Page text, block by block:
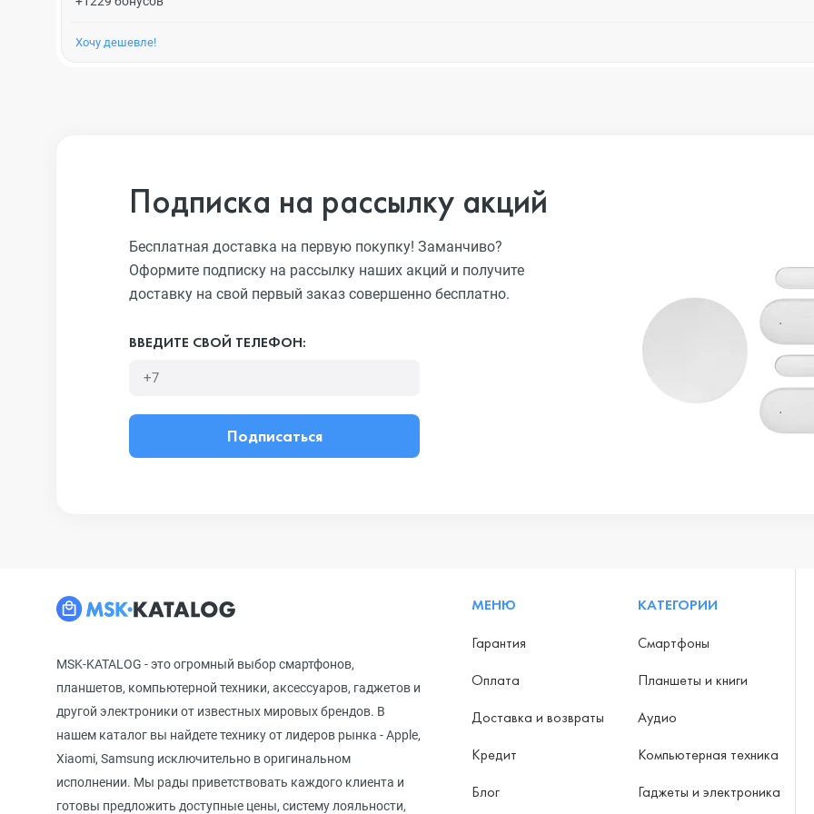
Хочу дешевле!
Подписка на рассылку акций
Бесплатная доставка на первую покупку! Заманчиво?
Оформите подписку на рассылку наших акций и получите
доставку на свой первый заказ совершенно бесплатно.
ВВЕДИТЕ СВОЙ ТЕЛЕФОН:
Подписаться
MSK-KATALOG - это огромный выбор смартфонов,
планшетов, компьютерной техники, аксессуаров, гаджетов и
другой электроники от известных мировых брендов. В
нашем каталог вы найдете технику от лидеров рынка - Apple,
Xiaomi, Samsung исключительно в оригинальном
исполнении. Мы рады приветствовать каждого клиента и
готовы предложить доступные цены, систему лояльности,
МЕНЮ
Гарантия
Оплата
Доставка и возвраты
Кредит
Блог
КАТЕГОРИИ
Смартфоны
Планшеты и книги
Аудио
Компьютерная техника
Гаджеты и электроника